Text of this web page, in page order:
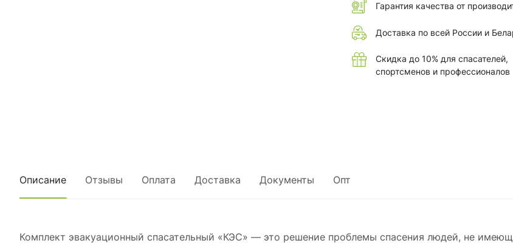
Гарантия качества от
Доставка по всей России и
Скидка до 10% для спасателей,
спортсменов и профессионалов
Описание Отзывы Оплата Доставка Документы Опт
Комплект эвакуационный спасательный «КЭС» — это решение проблемы спасения людей, не